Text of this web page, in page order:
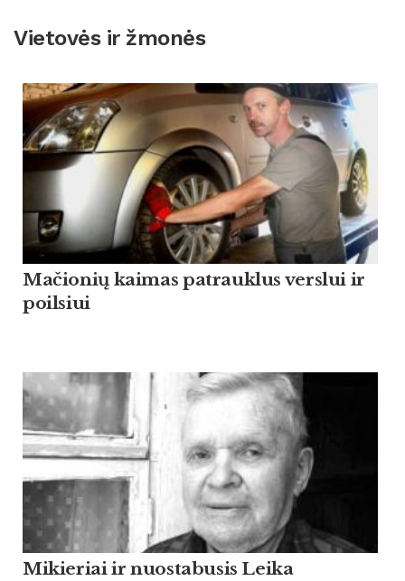
Vietovės ir žmonės
Mačionių kaimas patrauklus verslui ir
poilsiui
Mikieriai ir nuostabusis Leika